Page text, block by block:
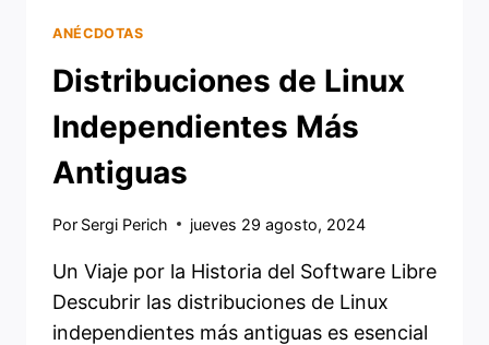
ANÉCDOTAS
Distribuciones de Linux
Independientes Más
Antiguas
Por Sergi Perich jueves 29 agosto, 2024
Un Viaje por la Historia del Software Libre
Descubrir las distribuciones de Linux
independientes más antiguas es esencial